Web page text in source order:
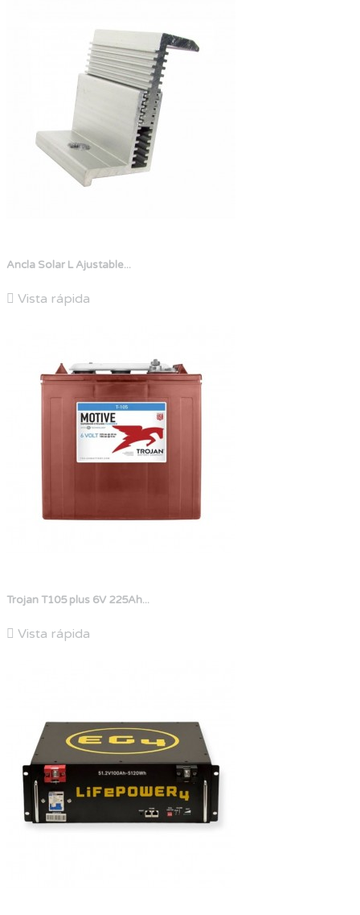
Ancla Solar L Ajustable...
 Vista rápida
Trojan T105 plus 6V 225Ah...
 Vista rápida